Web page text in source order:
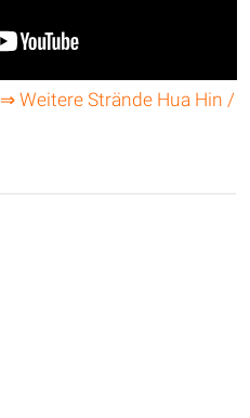
⇒ Weitere Strände Hua Hin /